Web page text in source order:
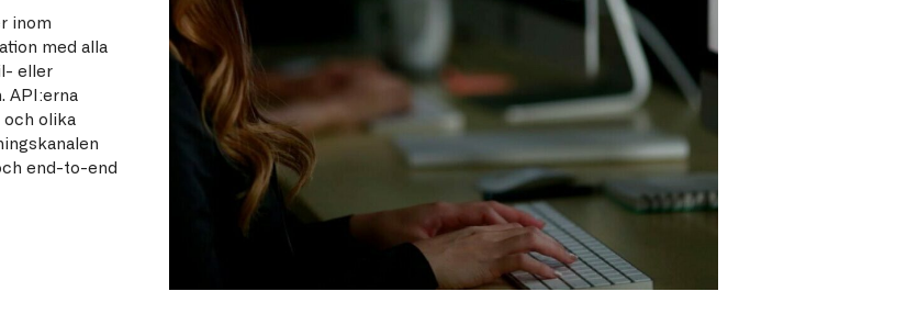
inom
med alla
eller
API:erna
och olika
end-to-end